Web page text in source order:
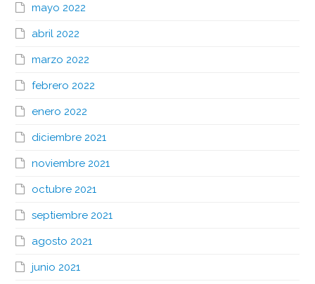
mayo 2022
abril 2022
marzo 2022
febrero 2022
enero 2022
diciembre 2021
noviembre 2021
octubre 2021
septiembre 2021
agosto 2021
junio 2021